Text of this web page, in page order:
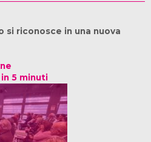
si riconosce in una nuova
5 minuti